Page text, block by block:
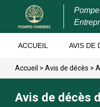
ACCUEIL AVIS DE
Accueil > Avis de décès >
Avis de décès